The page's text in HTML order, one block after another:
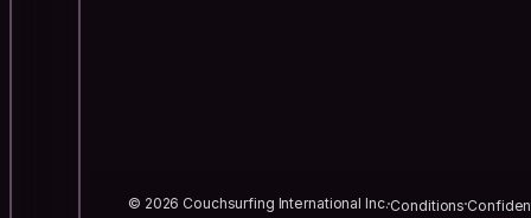
© 2026 Couchsurfing International Inc.Conditions